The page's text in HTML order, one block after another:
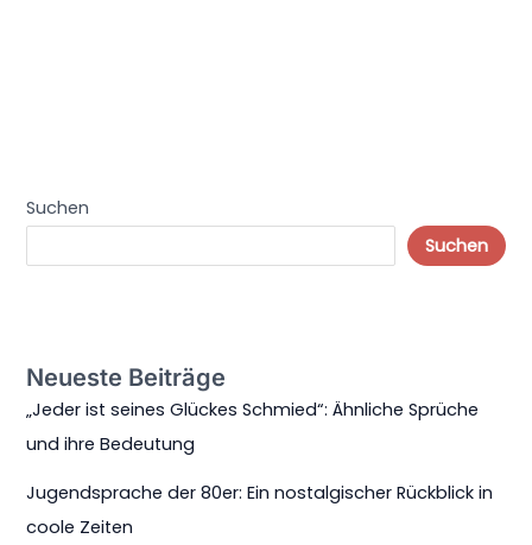
Suchen
Suchen
Neueste Beiträge
„Jeder ist seines Glückes Schmied“: Ähnliche Sprüche
und ihre Bedeutung
Jugendsprache der 80er: Ein nostalgischer Rückblick in
coole Zeiten